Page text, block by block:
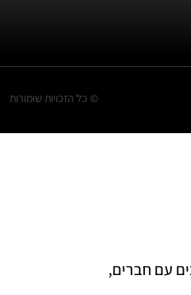
© כל הזכויות שומורות
עם חברים,